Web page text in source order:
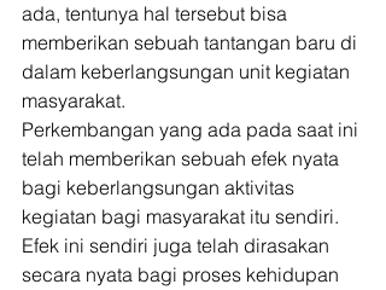
ada, tentunya hal tersebut bisa
memberikan sebuah tantangan baru di
dalam keberlangsungan unit kegiatan
masyarakat.
Perkembangan yang ada pada saat ini
telah memberikan sebuah efek nyata
bagi keberlangsungan aktivitas
kegiatan bagi masyarakat itu sendiri.
Efek ini sendiri juga telah dirasakan
secara nyata bagi proses kehidupan